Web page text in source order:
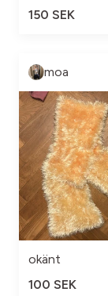
150 SEK
moa
okänt
100 SEK